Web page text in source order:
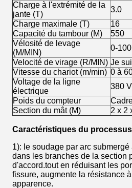
Charge à l'extrémité de la
jante (T)
3.0
Charge maximale (T)
16
Capacité du tambour (M)
550
Vélosité de levage
(M/MIN)
0-
Velocité de virage (R/MIN) Je
Vitesse du chariot (m/min) 0 à
Voltage de la ligne
électrique
380
Poids du compteur
Section du mât (M)
2 x 2
Caractéristiques du processus
1): le soudage par arc
dans les branches de la section
d'accord.tout en réduisant les
fissure, augmente la résistance
apparence.